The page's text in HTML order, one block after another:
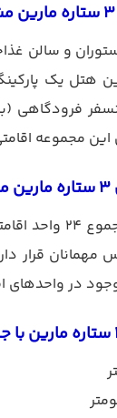
و سالن
فرودگاهی
زیر سه سال به شرط عدم استفاده از سرویس
مهمانان قرار
در